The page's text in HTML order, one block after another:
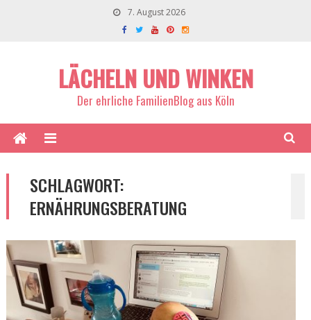
7. August 2026
LÄCHELN UND WINKEN
Der ehrliche FamilienBlog aus Köln
SCHLAGWORT:
ERNÄHRUNGSBERATUNG